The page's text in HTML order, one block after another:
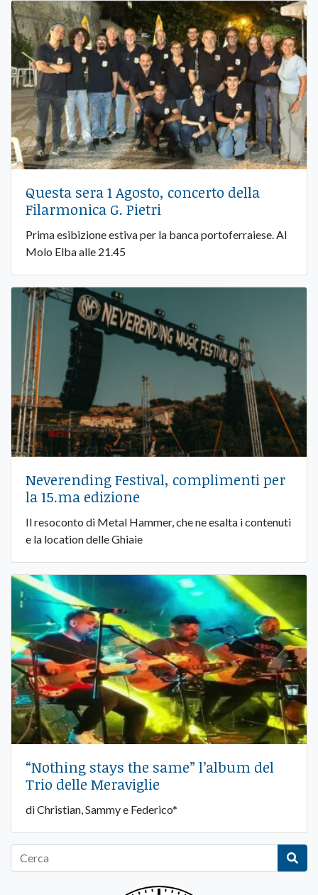
Questa sera 1 Agosto, concerto della
Filarmonica G. Pietri
Prima esibizione estiva per la banca portoferraiese. Al
Molo Elba alle 21.45
Neverending Festival, complimenti per
la 15.ma edizione
Il resoconto di Metal Hammer, che ne esalta i contenuti
e la location delle Ghiaie
“Nothing stays the same” l’album del
Trio delle Meraviglie
di Christian, Sammy e Federico*